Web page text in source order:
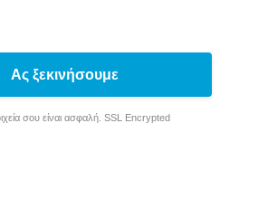
Ας ξεκινήσουμε
σου είναι ασφαλή. SSL Encrypted